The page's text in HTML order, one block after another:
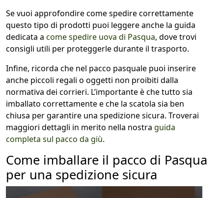
Se vuoi approfondire come spedire correttamente
questo tipo di prodotti puoi leggere anche la guida
dedicata a come spedire uova di Pasqua, dove trovi
consigli utili per proteggerle durante il trasporto.
Infine, ricorda che nel pacco pasquale puoi inserire
anche piccoli regali o oggetti non proibiti dalla
normativa dei corrieri. L’importante è che tutto sia
imballato correttamente e che la scatola sia ben
chiusa per garantire una spedizione sicura. Troverai
maggiori dettagli in merito nella nostra guida
completa sul pacco da giù.
Come imballare il pacco di Pasqua
per una spedizione sicura